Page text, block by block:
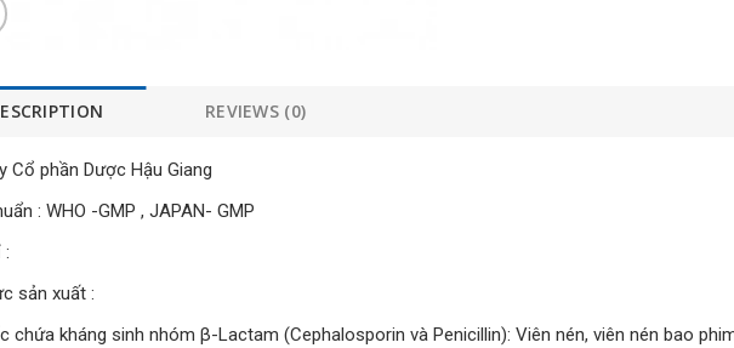
REVIEWS (0)
Cổ phần Dược Hậu Giang
: WHO -GMP , JAPAN- GMP
:
sản xuất :
chứa kháng sinh nhóm β-Lactam (Cephalosporin và Penicillin): Viên nén, viên nén bao